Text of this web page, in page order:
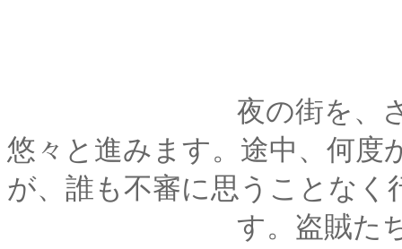
夜の街を、さほど急
悠々と進みます。途中、何度
が、誰も不審に思うことなく
す。盗賊たちは、既